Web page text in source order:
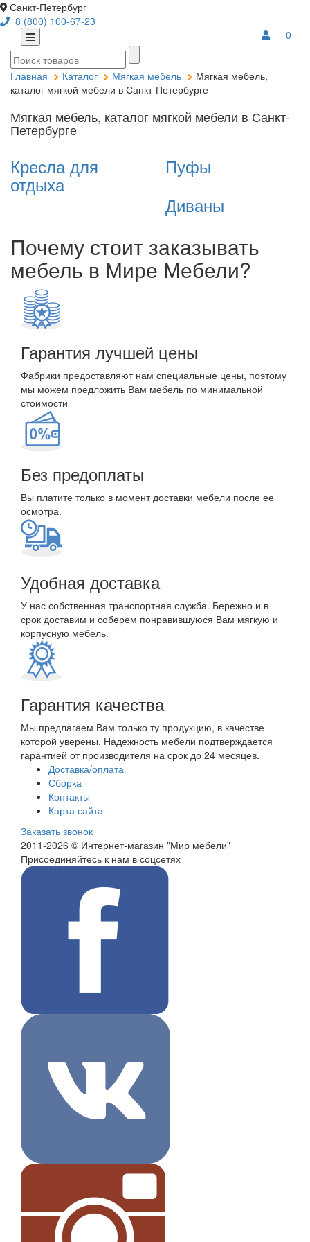
Санкт-Петербург
8 (800) 100-67-23
0
Главная Каталог Мягкая мебель
Мягкая мебель,
каталог мягкой мебели в Санкт-Петербурге
Мягкая мебель, каталог мягкой мебели в Санкт-
Петербурге
Кресла для
отдыха
Пуфы
Диваны
Почему стоит заказывать
мебель в Мире Мебели?
Гарантия лучшей цены
Фабрики предоставляют нам специальные цены, поэтому
мы можем предложить Вам мебель по минимальной
стоимости
Без предоплаты
Вы платите только в момент доставки мебели после ее
осмотра.
Удобная доставка
У нас собственная транспортная служба. Бережно и в
срок доставим и соберем понравившуюся Вам мягкую и
корпусную мебель.
Гарантия качества
Мы предлагаем Вам только ту продукцию, в качестве
которой уверены. Надежность мебели подтверждается
гарантией от производителя на срок до 24 месяцев.
Доставка/оплата
Сборка
Контакты
Карта сайта
Заказать звонок
2011-2026 © Интернет-магазин "Мир мебели"
Присоединяйтесь к нам в соцсетях